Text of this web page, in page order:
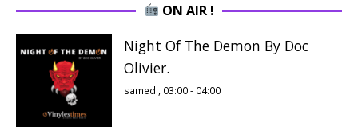
ON AIR !
Night Of The Demon By Doc
Olivier.
samedi, 03:00- 04:00